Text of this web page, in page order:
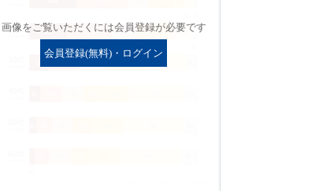
画像をご覧いただくには会員登録が必要です
会員登録(無料)・ログイン